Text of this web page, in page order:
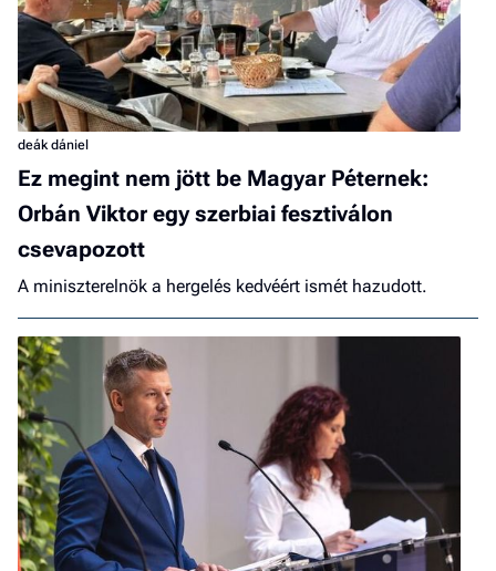
deák dániel
Ez megint nem jött be Magyar Péternek:
Orbán Viktor egy szerbiai fesztiválon
csevapozott
A miniszterelnök a hergelés kedvéért ismét hazudott.